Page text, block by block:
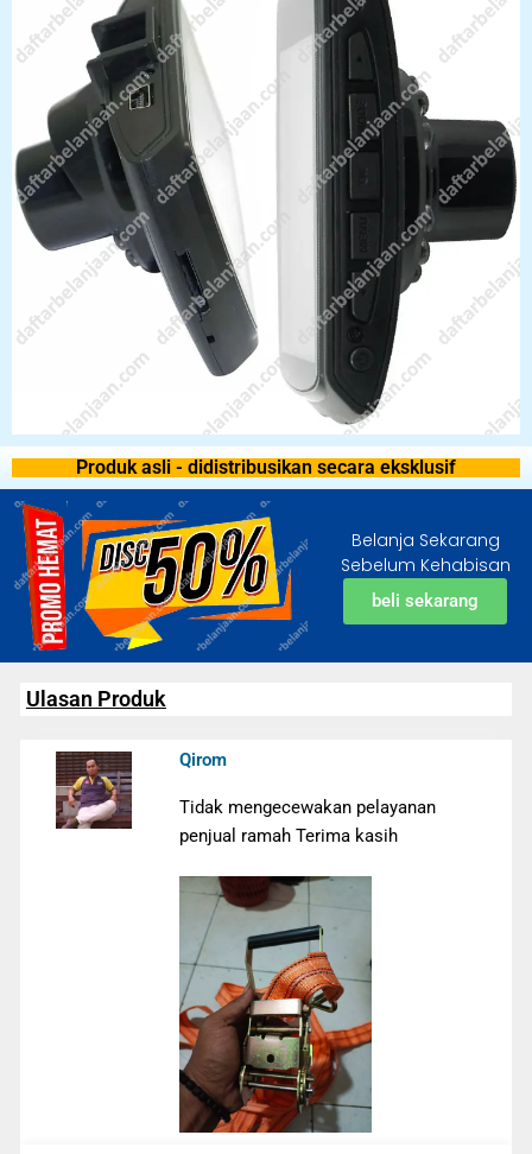
Produk asli - didistribusikan secara eksklusif
Belanja Sekarang
Sebelum Kehabisan
beli sekarang
Ulasan Produk
Qirom
Tidak mengecewakan pelayanan
penjual ramah Terima kasih